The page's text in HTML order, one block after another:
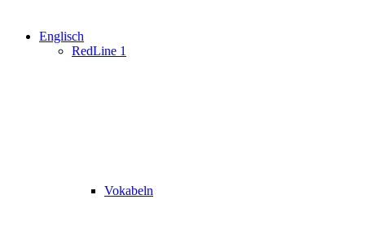
Englisch
RedLine 1
Vokabeln